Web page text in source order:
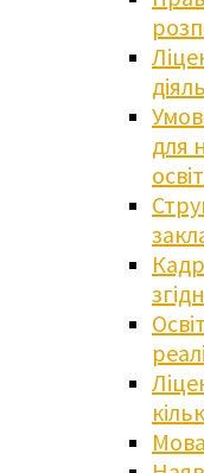
для